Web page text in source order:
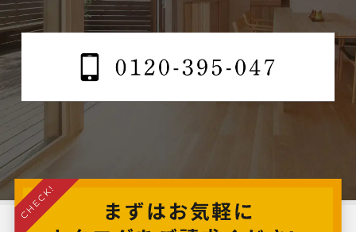
2024年10月
2024年9月
2024年7月
2024年6月
2024年5月